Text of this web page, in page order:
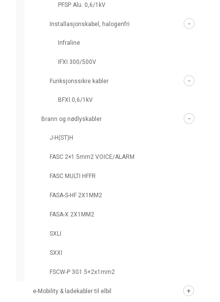
PFSP Alu. 0,6/1kV
Installasjonskabel, halogenfri
Infraline
IFXI 300/500V
Funksjonssikre kabler
BFXI 0,6/1kV
Brann og nødlyskabler
J-H(ST)H
FASC 2×1.5mm2 VOICE/ALARM
FASC MULTI HFFR
FASA-S-HF 2X1MM2
FASA-X 2X1MM2
SXLI
SXXI
FSCW-P 3G1.5+2x1mm2
e-Mobility & ladekabler til elbil